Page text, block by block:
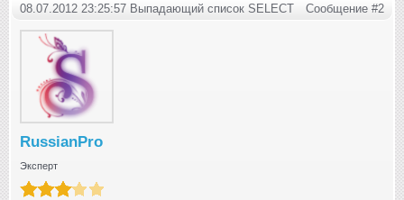
08.07.2012 23:25:57 Выпадающий список SELECT
Сообщение #2
RussianPro
Эксперт